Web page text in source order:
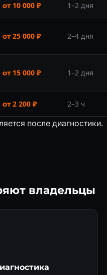
от 10 000 ₽ 1–2 дня
от 25 000 ₽ 2–4 дня
от 15 000 ₽ 1–2 дня
от 2 200 ₽ 2–3 ч
после диагностики.
владельцы